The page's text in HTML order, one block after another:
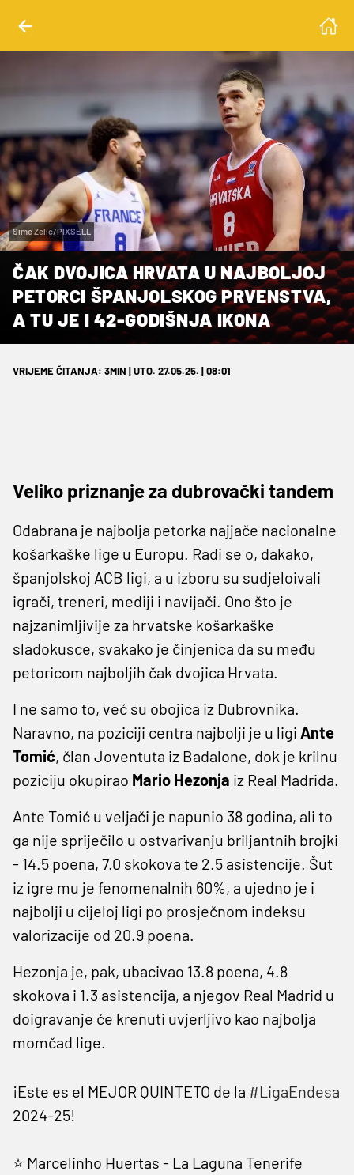
Sime Zelic/PIXSELL
ČAK DVOJICA HRVATA U NAJBOLJOJ
PETORCI ŠPANJOLSKOG PRVENSTVA,
A TU JE I 42-GODIŠNJA IKONA
VRIJEME ČITANJA: 3MIN | UTO. 27.05.25. | 08:01
Veliko priznanje za dubrovački tandem
Odabrana je najbolja petorka najjače nacionalne
košarkaške lige u Europu. Radi se o, dakako,
španjolskoj ACB ligi, a u izboru su sudjeloivali
igrači, treneri, mediji i navijači. Ono što je
najzanimljivije za hrvatske košarkaške
sladokusce, svakako je činjenica da su među
petoricom najboljih čak dvojica Hrvata.
I ne samo to, već su obojica iz Dubrovnika.
Naravno, na poziciji centra najbolji je u ligi Ante
Tomić, član Joventuta iz Badalone, dok je krilnu
poziciju okupirao Mario Hezonja iz Real Madrida.
Ante Tomić u veljači je napunio 38 godina, ali to
ga nije spriječilo u ostvarivanju briljantnih brojki
- 14.5 poena, 7.0 skokova te 2.5 asistencije. Šut
iz igre mu je fenomenalnih 60%, a ujedno je i
najbolji u cijeloj ligi po prosječnom indeksu
valorizacije od 20.9 poena.
Hezonja je, pak, ubacivao 13.8 poena, 4.8
skokova i 1.3 asistencija, a njegov Real Madrid u
doigravanje će krenuti uvjerljivo kao najbolja
momčad lige.
¡Este es el MEJOR QUINTETO de la #LigaEndesa
2024-25!
⭐ Marcelinho Huertas - La Laguna Tenerife